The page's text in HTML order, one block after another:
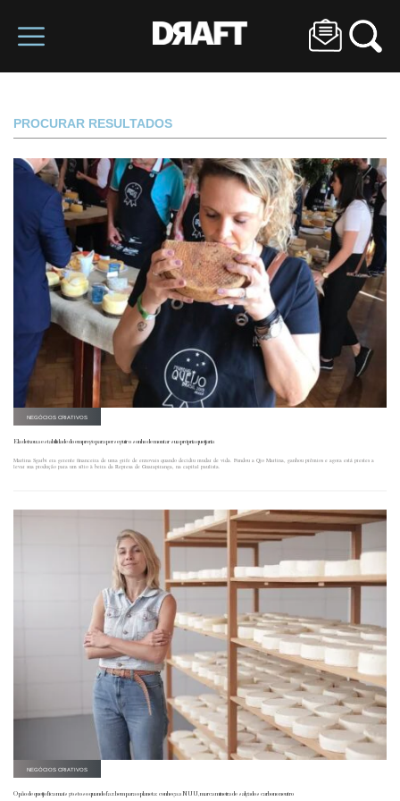
PROCURAR RESULTADOS
NEGÓCIOS CRIATIVOS
Ela deixou a estabilidade do emprego para perseguir o sonho de montar sua própria queijaria
Martina Sgarbi era gerente financeira de uma grife de enxovais quando decidiu mudar de vida. Fundou a Qjo Martina, ganhou prêmios e agora está prestes a
levar sua produção para um sítio à beira da Represa de Guarapiranga, na capital paulista.
NEGÓCIOS CRIATIVOS
O pão de queijo fica mais gostoso quando faz bem para o planeta: conheça a NUU, marca mineira de salgados carbono neutro